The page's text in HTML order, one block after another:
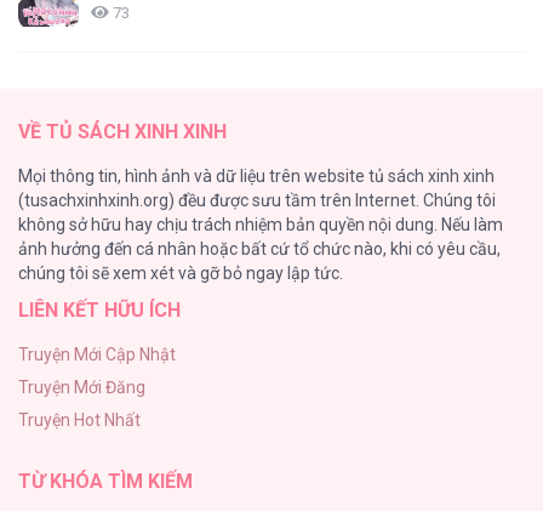
73
62
Serena
59
Thoát Khỏi Tầng Hầm
HEAVY RAIN
55
VỀ TỦ SÁCH XINH XINH
Mọi thông tin, hình ảnh và dữ liệu trên website tủ sách xinh xinh
(tusachxinhxinh.org) đều được sưu tầm trên Internet. Chúng tôi
không sở hữu hay chịu trách nhiệm bản quyền nội dung. Nếu làm
ảnh hưởng đến cá nhân hoặc bất cứ tổ chức nào, khi có yêu cầu,
chúng tôi sẽ xem xét và gỡ bỏ ngay lập tức.
LIÊN KẾT HỮU ÍCH
Truyện Mới Cập Nhật
Truyện Mới Đăng
Truyện Hot Nhất
TỪ KHÓA TÌM KIẾM